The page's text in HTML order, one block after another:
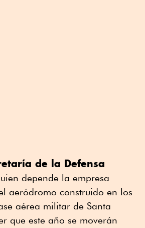
de la Defensa
depende la empresa
aeródromo construido en los
aérea militar de Santa
que este año se moverán